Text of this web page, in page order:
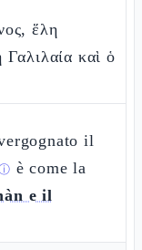
ἕλη
καὶ ὁ
il
è come la
e il